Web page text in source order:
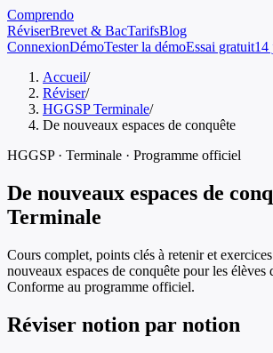
Comprendo
RéviserBrevet & BacTarifsBlog
ConnexionDémoTester la démoEssai gratuit14
Accueil/
Réviser/
HGGSP Terminale/
De nouveaux espaces de conquête
HGGSP· Terminale · Programme officiel
De nouveaux espaces de
Terminale
Cours complet, points clés à retenir et
nouveaux espaces de conquête pour les élèves
Conforme au programme officiel.
Réviser notion par notion